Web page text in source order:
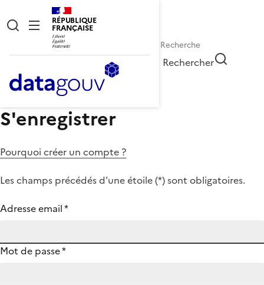
RÉPUBLIQUE
FRANÇAISE
Rechercher
S'enregistrer
Pourquoi créer un compte ?
Les champs précédés d'une étoile (*) sont obligatoires.
Adresse email*
Mot de passe*